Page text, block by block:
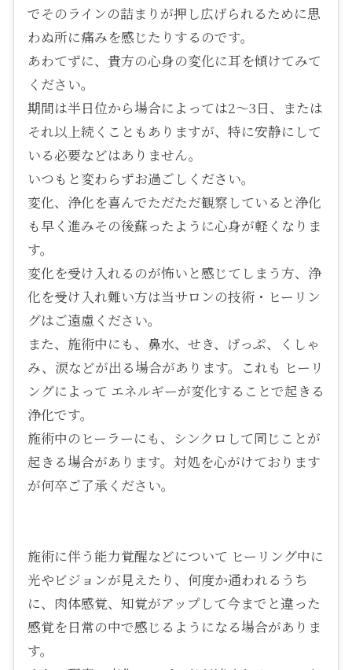
でそのラインの詰まりが押し広げられるために思
わぬ所に痛みを感じたりするのです。
あわてずに、貴方の心身の変化に耳を傾けてみて
ください。
期間は半日位から場合によっては2～3日、または
それ以上続くこともありますが、特に安静にして
いる必要などはありません。
いつもと変わらずお過ごしください。
変化、浄化を喜んでただただ観察していると浄化
も早く進みその後蘇ったように心身が軽くなりま
す。
変化を受け入れるのが怖いと感じてしまう方、浄
化を受け入れ難い方は当サロンの技術・ヒーリン
グはご遠慮ください。
また、施術中にも、鼻水、せき、げっぷ、くしゃ
み、涙などが出る場合があります。これも ヒーリ
ングによって エネルギーが変化することで起きる
浄化です。
施術中のヒーラーにも、シンクロして同じことが
起きる場合があります。対処を心がけております
が何卒ご了承ください。
施術に伴う能力覚醒などについて ヒーリング中に
光やビジョンが見えたり、何度か通われるうち
に、肉体感覚、知覚がアップして今までと違った
感覚を日常の中で感じるようになる場合がありま
す。